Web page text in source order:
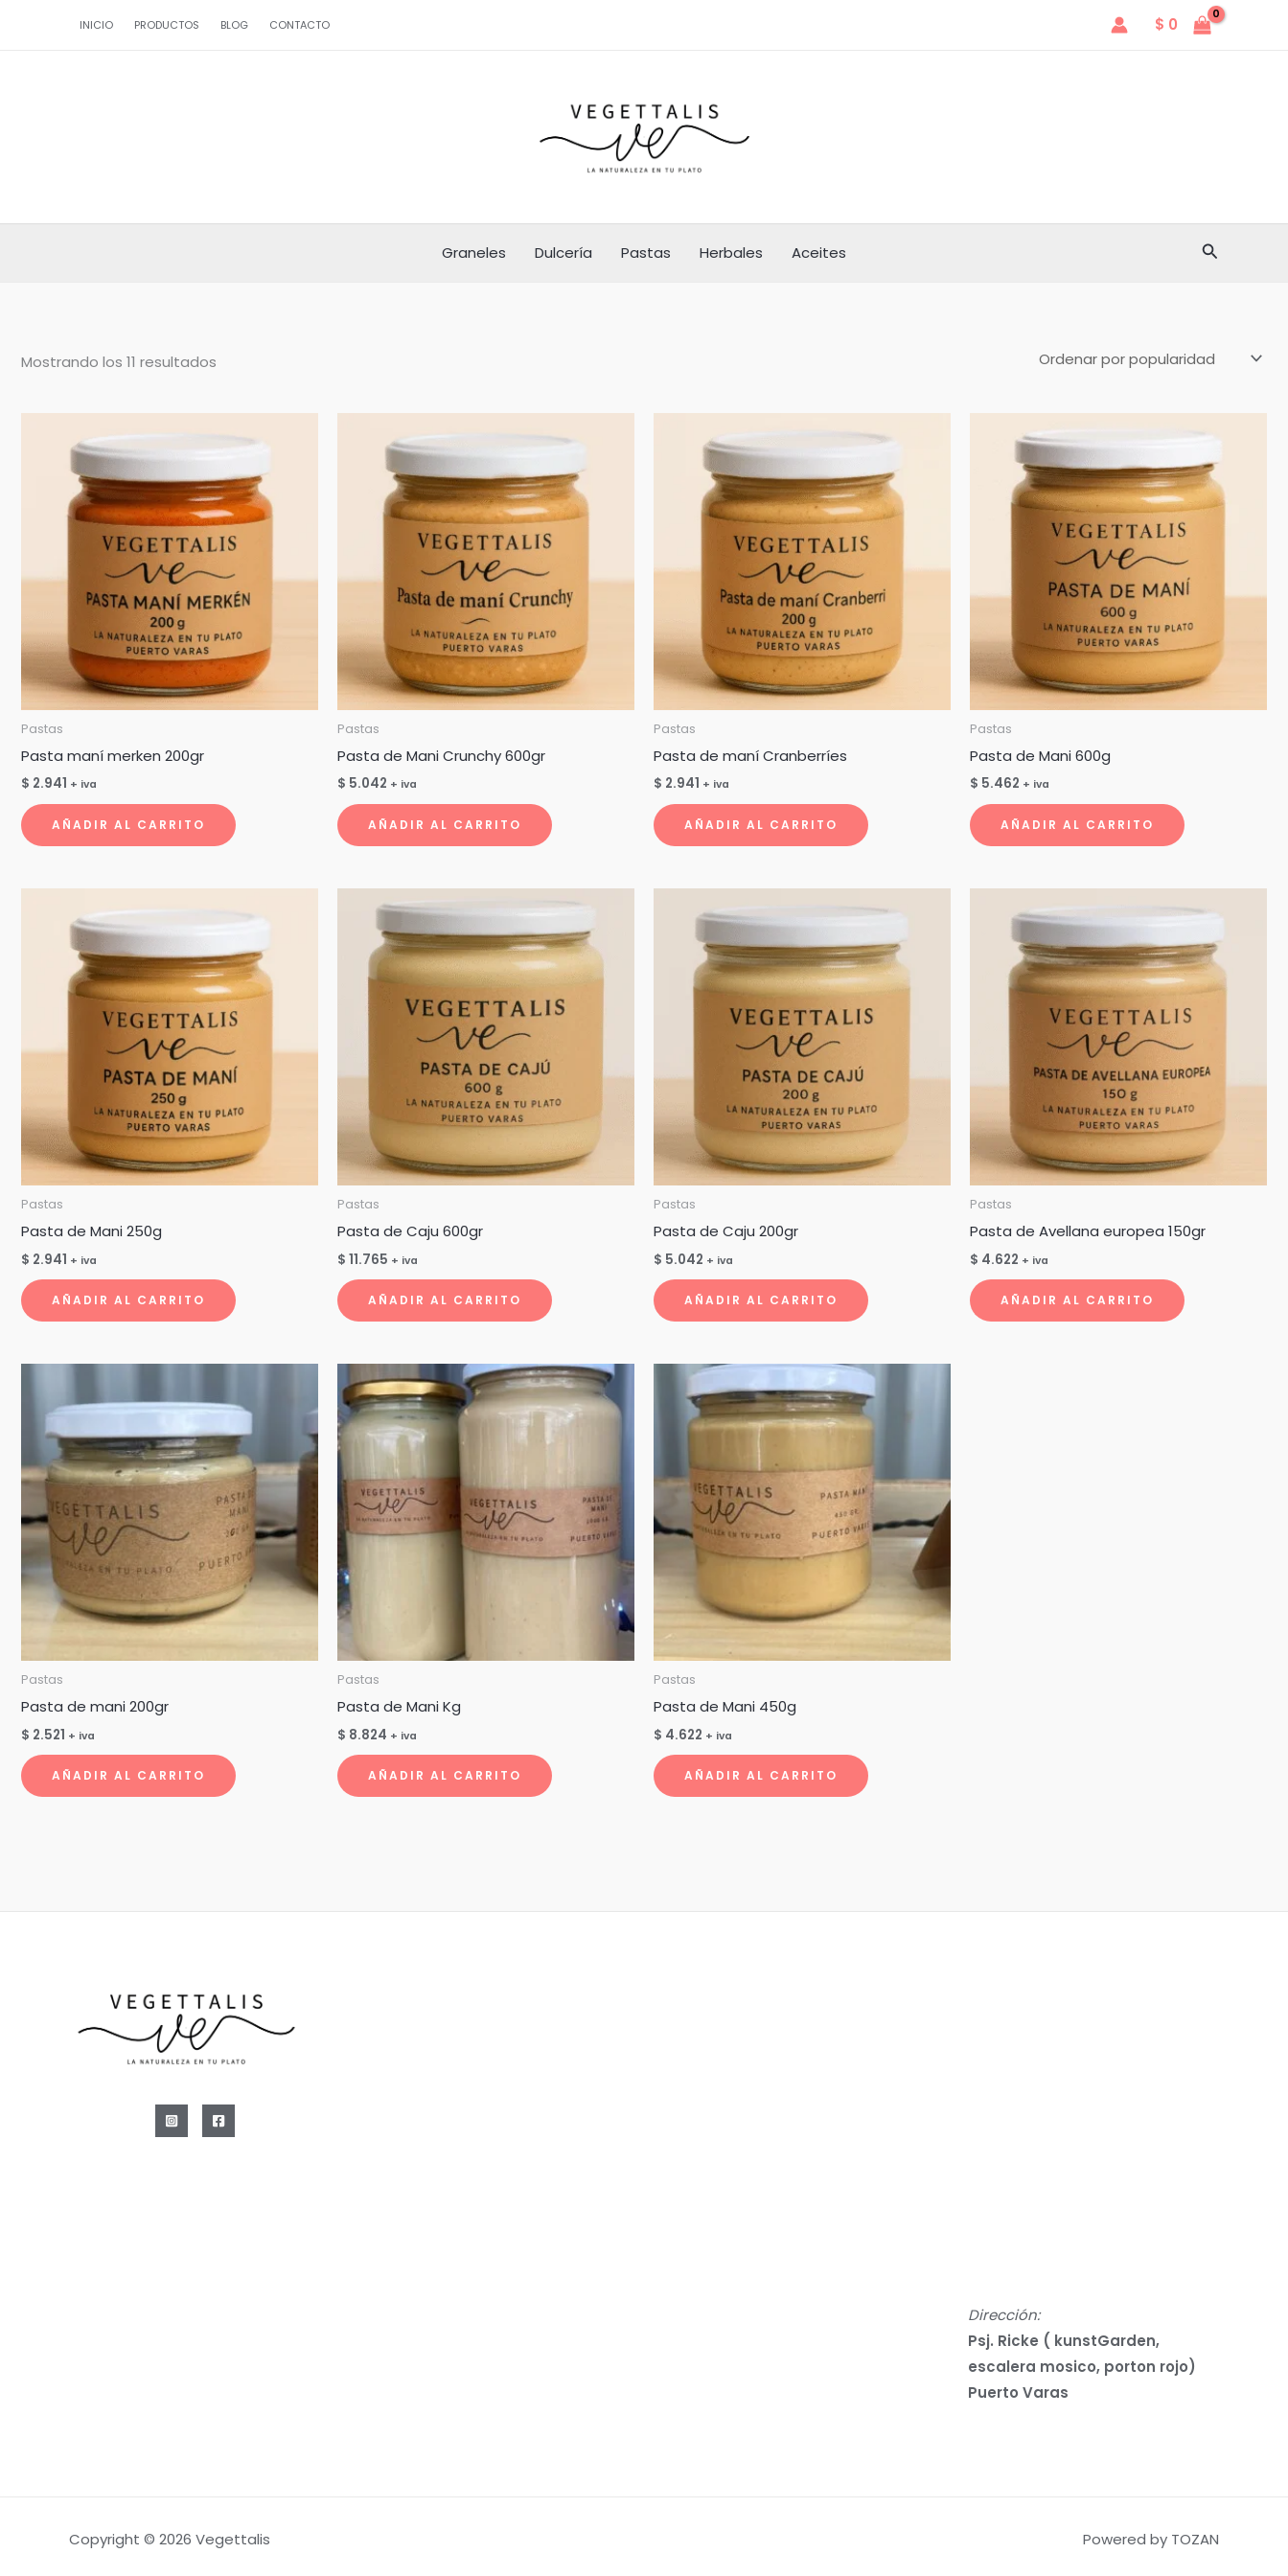
INICIO PRODUCTOS BLOG CONTACTO $ 0
Graneles Dulcería Pastas Herbales Aceites Buscar
Mostrando los 11 resultados
Pastas
Pasta maní merken 200gr
$ 2.941 + iva
AÑADIR AL CARRITO
Pastas
Pasta de Mani Crunchy 600gr
$ 5.042 + iva
AÑADIR AL CARRITO
Pastas
Pasta de maní Cranberríes
$ 2.941 + iva
AÑADIR AL CARRITO
Pastas
Pasta de Mani 600g
$ 5.462 + iva
AÑADIR AL CARRITO
Pastas
Pasta de Mani 250g
$ 2.941 + iva
AÑADIR AL CARRITO
Pastas
Pasta de Caju 600gr
$ 11.765 + iva
AÑADIR AL CARRITO
Pastas
Pasta de Caju 200gr
$ 5.042 + iva
AÑADIR AL CARRITO
Pastas
Pasta de Avellana europea 150gr
$ 4.622 + iva
AÑADIR AL CARRITO
Pastas
Pasta de mani 200gr
$ 2.521 + iva
AÑADIR AL CARRITO
Pastas
Pasta de Mani Kg
$ 8.824 + iva
AÑADIR AL CARRITO
Pastas
Pasta de Mani 450g
$ 4.622 + iva
AÑADIR AL CARRITO
Dirección:
Psj. Ricke ( kunstGarden,
escalera mosico, porton rojo)
Puerto Varas
Copyright © 2026 Vegettalis Powered by TOZAN